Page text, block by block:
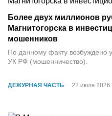
ДЕЖУРНАЯ ЧАСТЬ 22 июля 2026
Более двух миллионов
Магнитогорска в
мошенников
По данному факту возбуждено
УК РФ (мошенничество).